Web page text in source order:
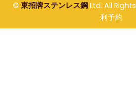
© 東招牌ステンレス鋼 Ltd. All
利予約